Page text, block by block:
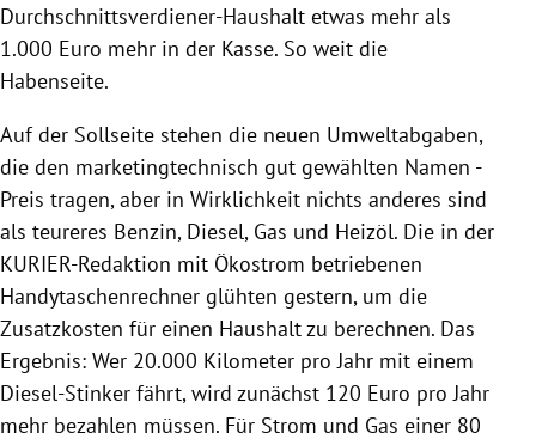
Durchschnittsverdiener-Haushalt etwas mehr als
1.000 Euro mehr in der Kasse. So weit die
Habenseite.
Auf der Sollseite stehen die neuen Umweltabgaben,
die den marketingtechnisch gut gewählten Namen -
Preis tragen, aber in Wirklichkeit nichts anderes sind
als teureres Benzin, Diesel, Gas und Heizöl. Die in der
KURIER-Redaktion mit Ökostrom betriebenen
Handytaschenrechner glühten gestern, um die
Zusatzkosten für einen Haushalt zu berechnen. Das
Ergebnis: Wer 20.000 Kilometer pro Jahr mit einem
Diesel-Stinker fährt, wird zunächst 120 Euro pro Jahr
mehr bezahlen müssen. Für Strom und Gas einer 80